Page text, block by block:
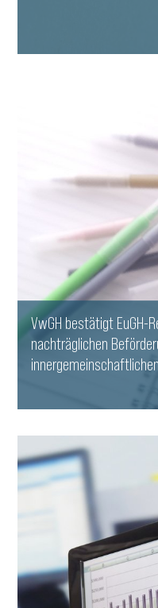
VwGH bestätigt EuGH-
nachträglichen
WEITERLESEN